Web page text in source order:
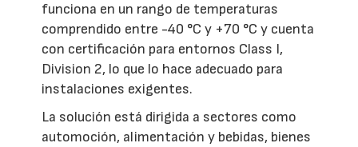
funciona en un rango de temperaturas
comprendido entre -40 °C y +70 °C y cuenta
con certificación para entornos Class I,
Division 2, lo que lo hace adecuado para
instalaciones exigentes.
La solución está dirigida a sectores como
automoción, alimentación y bebidas, bienes